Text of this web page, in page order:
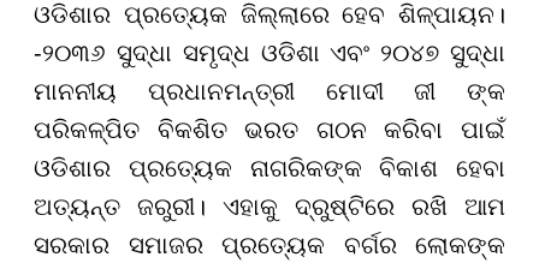
ଓଡିଶାର ପ୍ରତ୍ୟେକ ଜିଲ୍ଲାରେ ହେବ ଶିଳ୍ପାୟନ।
-୨୦୩୬ ସୁଦ୍ଧା ସମୃଦ୍ଧ ଓଡିଶା ଏବଂ ୨୦୪୭ ସୁଦ୍ଧା
ମାନନୀୟ ପ୍ରଧାନମନ୍ତ୍ରୀ ମୋଦୀ ଜୀ ଙ୍କ
ପରିକଳ୍ପିତ ବିକଶିତ ଭରତ ଗଠନ କରିବା ପାଇଁ
ଓଡିଶାର ପ୍ରତ୍ୟେକ ନାଗରିକଙ୍କ ବିକାଶ ହେବା
ଅତ୍ୟନ୍ତ ଜରୁରୀ। ଏହାକୁ ଦ୍ରୁଷ୍ଟିରେ ରଖି ଆମ
ସରକାର ସମାଜର ପ୍ରତ୍ୟେକ ବର୍ଗର ଲୋକଙ୍କ